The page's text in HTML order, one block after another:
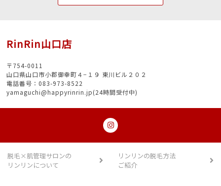
RinRin山口店
〒754-0011
山口県山口市小郡御幸町４−１９ 東川ビル２０２
電話番号：083-973-8522
yamaguchi@happyrinrin.jp(24時間受付中)
脱毛×肌管理サロンの
リンリンについて
リンリンの脱毛方法
ご紹介